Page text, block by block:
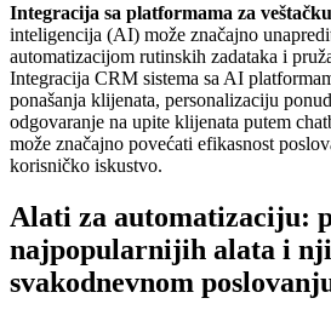
Integracija sa platformama za
inteligencija (AI) može značajno
automatizacijom rutinskih zadataka i
Integracija CRM sistema sa AI
ponašanja klijenata, personalizaciju
odgovaranje na upite klijenata putem
može značajno povećati efikasnost
korisničko iskustvo.
Alati za automatizaciju:
najpopularnijih alata i
svakodnevnom